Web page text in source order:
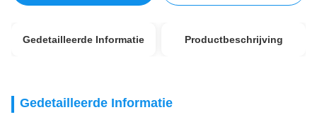
Gedetailleerde Informatie Productbeschrijving
Gedetailleerde Informatie